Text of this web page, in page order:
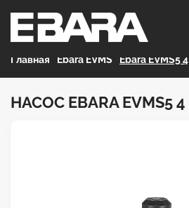
Главная Ebara EVMS Ebara EVMS5 4
НАСОС EBARA EVMS5 4